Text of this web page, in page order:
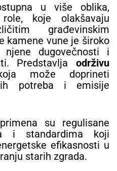
u više oblika,
koje olakšavaju
građevinskim
kamene vune je široko
njene dugovečnosti i
Predstavlja održivu
može doprineti
potreba i emisije
su regulisane
i standardima koji
efikasnosti u
starih zgrada.